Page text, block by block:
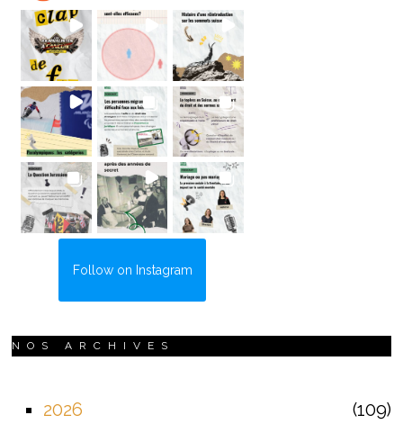
Follow on Instagram
NOS ARCHIVES
2026
109